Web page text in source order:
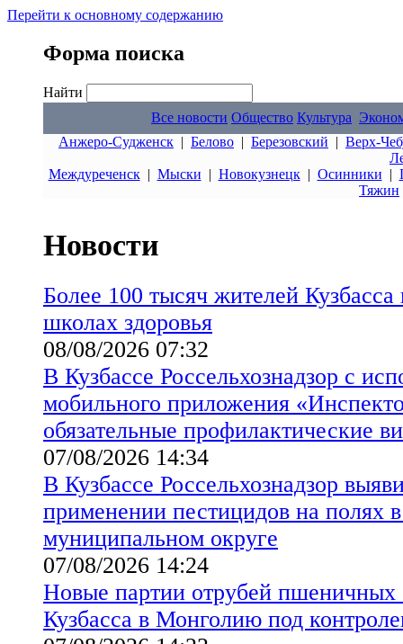
Перейти к основному содержанию
Форма поиска
Найти
Все новости Общество Культура
Анжеро-Судженск | Белово | Березовский | Верх-
Междуреченск| Мыски | Новокузнецк| Осинники |
Тяжин
Новости
Более 100 тысяч жителей
школах здоровья
08/08/2026 07:32
В Кузбассе Россельхознадзор с
мобильного приложения
обязательные профилактические
07/08/2026 14:34
В Кузбассе Россельхознадзор
применении пестицидов на полях
муниципальном округе
07/08/2026 14:24
Новые партии отрубей пшеничных
Кузбасса в Монголию под